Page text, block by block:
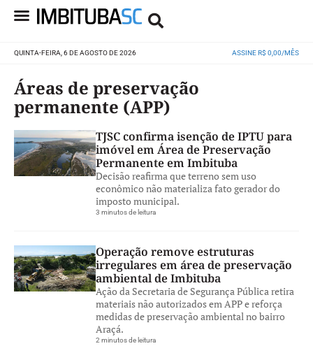
QUINTA-FEIRA, 6 DE AGOSTO DE 2026 ASSINE R$ 0,00/MÊS
Áreas de preservação
permanente (APP)
TJSC confirma isenção de IPTU para
imóvel em Área de Preservação
Permanente em Imbituba
Decisão reafirma que terreno sem uso
econômico não materializa fato gerador do
imposto municipal.
3 minutos de leitura
Operação remove estruturas
irregulares em área de preservação
ambiental de Imbituba
Ação da Secretaria de Segurança Pública retira
materiais não autorizados em APP e reforça
medidas de preservação ambiental no bairro
Araçá.
2 minutos de leitura